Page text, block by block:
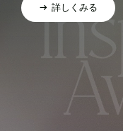
詳しくみる